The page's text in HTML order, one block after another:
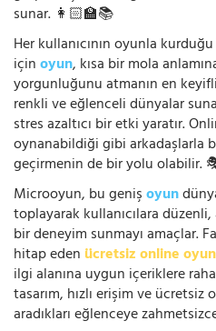
sunar. 👩🏻‍🏫📚
Her kullanıcının oyunla
içinoyun, kısa bir mola
yorgunluğunu atmanın en
renkli ve eğlenceli dünyalar
stres azaltıcı bir etki yaratır.
oynanabildiği gibi arkadaşlarla
geçirmenin de bir yolu olabilir.
Microoyun, bu genişoyun
toplayarak kullanıcılara
bir deneyim sunmayı amaçlar.
hitap eden ücretsiz online
ilgi alanına uygun içeriklere
tasarım, hızlı erişim ve ücretsiz
aradıkları eğlenceye